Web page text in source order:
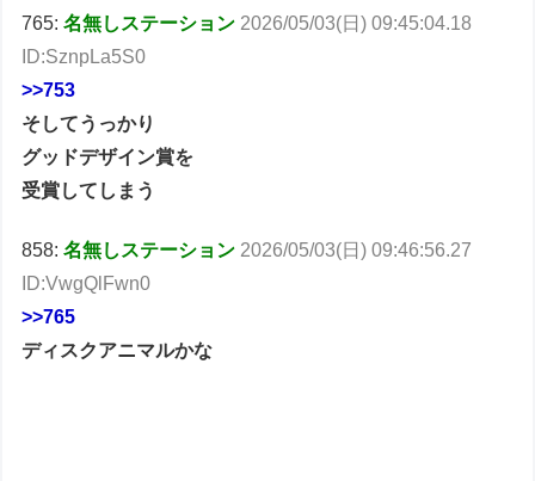
765:名無しステーション 2026/05/03(日) 09:45:04.18
ID:SznpLa5S0
>>753
そしてうっかり
グッドデザイン賞を
受賞してしまう
858:名無しステーション 2026/05/03(日) 09:46:56.27
ID:VwgQlFwn0
>>765
ディスクアニマルかな